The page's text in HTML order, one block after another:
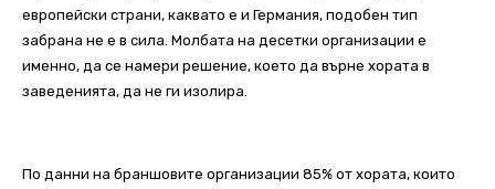
европейски страни, каквато е и Германия, подобен тип
забрана не е в сила. Молбата на десетки организации е
именно, да се намери решение, което да върне хората в
заведенията, да не ги изолира.
По данни на браншовите организации 85% от хората, които